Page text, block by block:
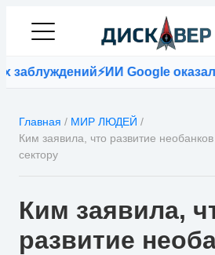
⚡ИИ Google оказался
Главная / МИР ЛЮДЕЙ /
Ким заявила, что развитие
сектору
Ким заявила,
развитие